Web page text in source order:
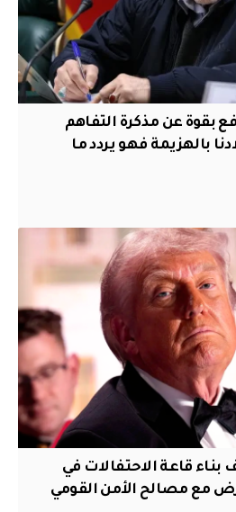
بقوة عن مذكرة التفاهم
بالهزيمة فهو يردد ما
بناء قاعة الاحتفالات في
مع مصالح الأمن القومي